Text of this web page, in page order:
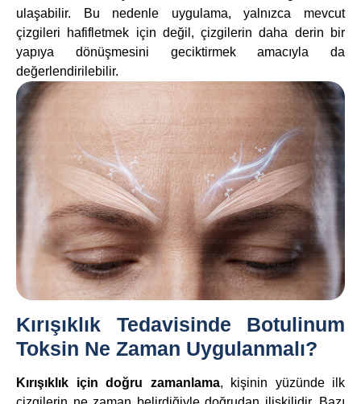
ulaşabilir. Bu nedenle uygulama, yalnızca mevcut
çizgileri hafifletmek için değil, çizgilerin daha derin bir
yapıya dönüşmesini geciktirmek amacıyla da
değerlendirilebilir.
Kırışıklık Tedavisinde Botulinum
Toksin Ne Zaman Uygulanmalı?
Kırışıklık için doğru zamanlama, kişinin yüzünde ilk